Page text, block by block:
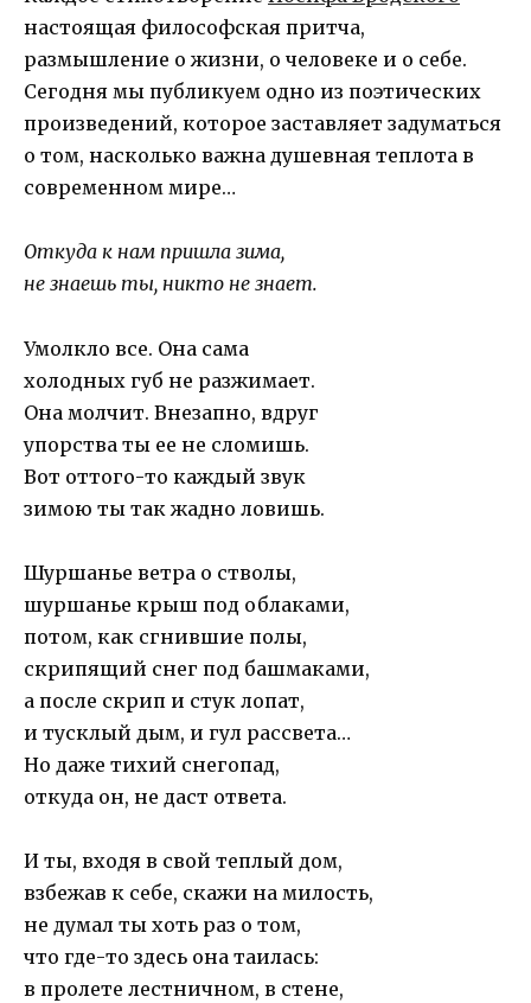
настоящая философская притча,
размышление о жизни, о человеке и о себе.
Сегодня мы публикуем одно из поэтических
произведений, которое заставляет задуматься
о том, насколько важна душевная теплота в
современном мире…
Откуда к нам пришла зима,
не знаешь ты, никто не знает.
Умолкло все. Она сама
холодных губ не разжимает.
Она молчит. Внезапно, вдруг
упорства ты ее не сломишь.
Вот оттого-то каждый звук
зимою ты так жадно ловишь.
Шуршанье ветра о стволы,
шуршанье крыш под облаками,
потом, как сгнившие полы,
скрипящий снег под башмаками,
а после скрип и стук лопат,
и тусклый дым, и гул рассвета…
Но даже тихий снегопад,
откуда он, не даст ответа.
И ты, входя в свой теплый дом,
взбежав к себе, скажи на милость,
не думал ты хоть раз о том,
что где-то здесь она таилась:
в пролете лестничном, в стене,